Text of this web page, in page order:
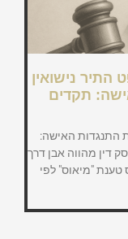
המשפט התיר נישואין
תקדים
התנגדות האישה:
חשוב תה"ן 72688-03-23 – פסק דין מהווה אבן דרך
טענת "מיאוס" לפי